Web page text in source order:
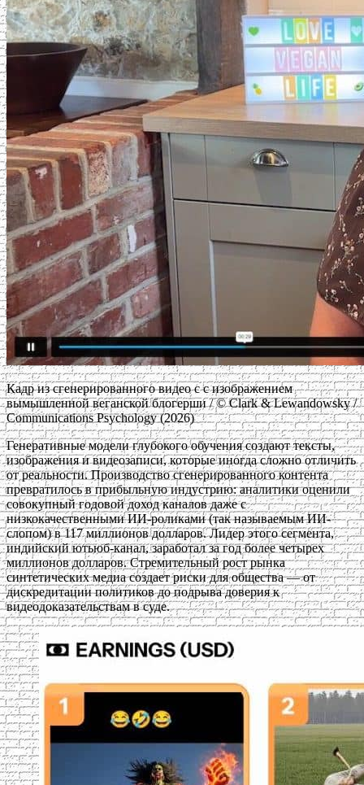
Кадр из сгенерированного видео с с изображением
вымышленной веганской блогерши / © Clark & Lewandowsky /
Communications Psychology (2026)
Генеративные модели глубокого обучения создают тексты,
изображения и видеозаписи, которые иногда сложно отличить
от реальности. Производство сгенерированного контента
превратилось в прибыльную индустрию: аналитики оценили
совокупный годовой доход каналов даже с
низкокачественными ИИ-роликами (так называемым ИИ-
слопом) в 117 миллионов долларов. Лидер этого сегмента,
индийский ютьюб-канал, заработал за год более четырех
миллионов долларов. Стремительный рост рынка
синтетических медиа создает риски для общества — от
дискредитации политиков до подрыва доверия к
видеодоказательствам в суде.